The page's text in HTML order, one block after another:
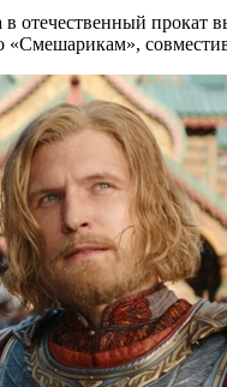
в отечественный
«Смешарикам»,